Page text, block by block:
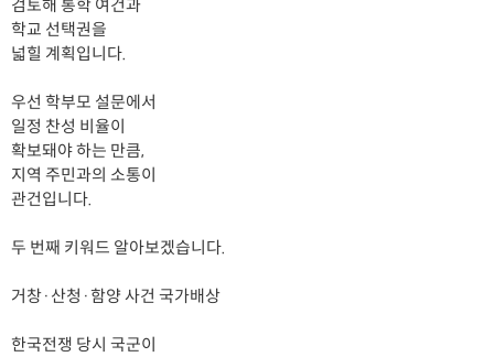
검토해 통학 여건과
학교 선택권을
넓힐 계획입니다.
우선 학부모 설문에서
일정 찬성 비율이
확보돼야 하는 만큼,
지역 주민과의 소통이
관건입니다.
두 번째 키워드 알아보겠습니다.
거창·산청·함양 사건 국가배상
한국전쟁 당시 국군이